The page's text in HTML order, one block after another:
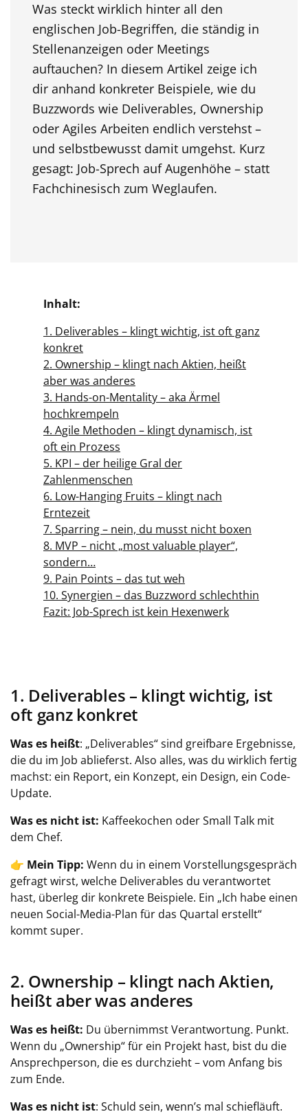
Was steckt wirklich hinter all den
englischen Job-Begriffen, die ständig in
Stellenanzeigen oder Meetings
auftauchen? In diesem Artikel zeige ich
dir anhand konkreter Beispiele, wie du
Buzzwords wie Deliverables, Ownership
oder Agiles Arbeiten endlich verstehst –
und selbstbewusst damit umgehst. Kurz
gesagt: Job-Sprech auf Augenhöhe – statt
Fachchinesisch zum Weglaufen.
Inhalt:
1. Deliverables – klingt wichtig, ist oft ganz
konkret
2. Ownership – klingt nach Aktien, heißt
aber was anderes
3. Hands-on-Mentality – aka Ärmel
hochkrempeln
4. Agile Methoden – klingt dynamisch, ist
oft ein Prozess
5. KPI – der heilige Gral der
Zahlenmenschen
6. Low-Hanging Fruits – klingt nach
Erntezeit
7. Sparring – nein, du musst nicht boxen
8. MVP – nicht „most valuable player“,
sondern…
9. Pain Points – das tut weh
10. Synergien – das Buzzword schlechthin
Fazit: Job-Sprech ist kein Hexenwerk
1. Deliverables – klingt wichtig, ist
oft ganz konkret
Was es heißt: „Deliverables“ sind greifbare Ergebnisse,
die du im Job ablieferst. Also alles, was du wirklich fertig
machst: ein Report, ein Konzept, ein Design, ein Code-
Update.
Was es nicht ist: Kaffeekochen oder Small Talk mit
dem Chef.
👉 Mein Tipp: Wenn du in einem Vorstellungsgespräch
gefragt wirst, welche Deliverables du verantwortet
hast, überleg dir konkrete Beispiele. Ein „Ich habe einen
neuen Social-Media-Plan für das Quartal erstellt“
kommt super.
2. Ownership – klingt nach Aktien,
heißt aber was anderes
Was es heißt: Du übernimmst Verantwortung. Punkt.
Wenn du „Ownership“ für ein Projekt hast, bist du die
Ansprechperson, die es durchzieht – vom Anfang bis
zum Ende.
Was es nicht ist: Schuld sein, wenn’s mal schiefläuft.